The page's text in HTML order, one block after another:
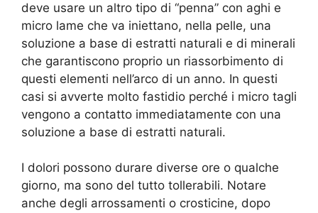
deve usare un altro tipo di “penna” con aghi e
micro lame che va iniettano, nella pelle, una
soluzione a base di estratti naturali e di minerali
che garantiscono proprio un riassorbimento di
questi elementi nell’arco di un anno. In questi
casi si avverte molto fastidio perché i micro tagli
vengono a contatto immediatamente con una
soluzione a base di estratti naturali.
I dolori possono durare diverse ore o qualche
giorno, ma sono del tutto tollerabili. Notare
anche degli arrossamenti o crosticine, dopo